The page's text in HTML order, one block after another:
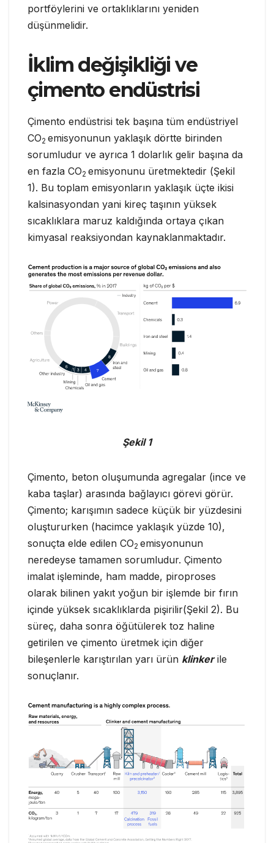
portföylerini ve ortaklıklarını yeniden
düşünmelidir.
İklim değişikliği ve
çimento endüstrisi
Çimento endüstrisi tek başına tüm endüstriyel
CO2 emisyonunun yaklaşık dörtte birinden
sorumludur ve ayrıca 1 dolarlık gelir başına da
en fazla CO2 emisyonunu üretmektedir (Şekil
1). Bu toplam emisyonların yaklaşık üçte ikisi
kalsinasyondan yani kireç taşının yüksek
sıcaklıklara maruz kaldığında ortaya çıkan
kimyasal reaksiyondan kaynaklanmaktadır.
Şekil 1
Çimento, beton oluşumunda agregalar (ince ve
kaba taşlar) arasında bağlayıcı görevi görür.
Çimento; karışımın sadece küçük bir yüzdesini
oluştururken (hacimce yaklaşık yüzde 10),
sonuçta elde edilen CO2 emisyonunun
neredeyse tamamen sorumludur. Çimento
imalat işleminde, ham madde, piroproses
olarak bilinen yakıt yoğun bir işlemde bir fırın
içinde yüksek sıcaklıklarda pişirilir(Şekil 2). Bu
süreç, daha sonra öğütülerek toz haline
getirilen ve çimento üretmek için diğer
bileşenlerle karıştırılan yarı ürün klinkerile
sonuçlanır.